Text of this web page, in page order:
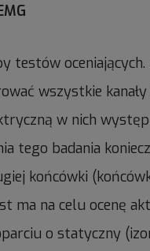
testów oceniających.
wszystkie kanały
w nich
tego badania
końcówki
ma na celu ocenę
o statyczny